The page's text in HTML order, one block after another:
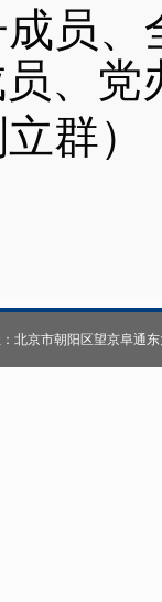
员
、党
群）
北京市朝阳区望京阜通